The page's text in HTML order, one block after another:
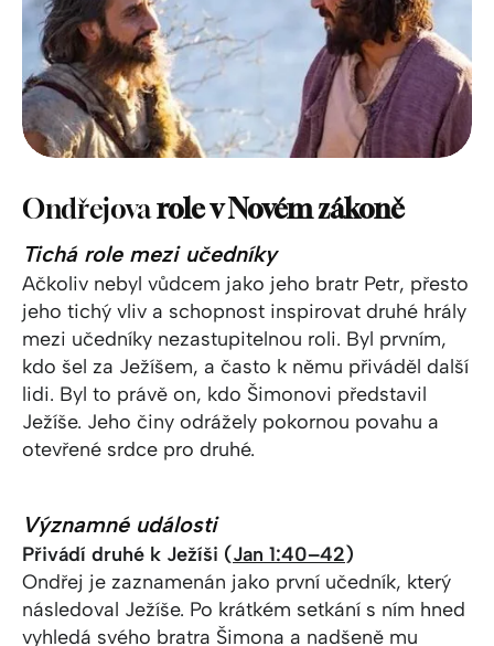
Ondřejovarole v Novém zákoně
Tichá role mezi učedníky
Ačkoliv nebyl vůdcem jako jeho bratr Petr, přesto
jeho tichý vliv a schopnost inspirovat druhé hrály
mezi učedníky nezastupitelnou roli. Byl prvním,
kdo šel za Ježíšem, a často k němu přiváděl další
lidi. Byl to právě on, kdo Šimonovi představil
Ježíše. Jeho činy odrážely pokornou povahu a
otevřené srdce pro druhé.
Významné události
Přivádí druhé k Ježíši (Jan 1:40–42)
Ondřej je zaznamenán jako první učedník, který
následoval Ježíše. Po krátkém setkání s ním hned
vyhledá svého bratra Šimona a nadšeně mu